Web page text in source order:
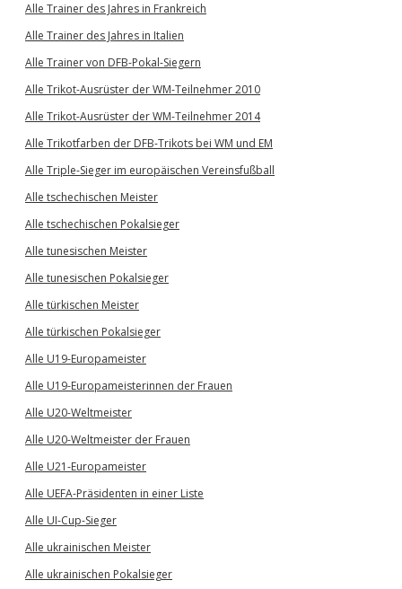
Alle Trainer des Jahres in Frankreich
Alle Trainer des Jahres in Italien
Alle Trainer von DFB-Pokal-Siegern
Alle Trikot-Ausrüster der WM-Teilnehmer 2010
Alle Trikot-Ausrüster der WM-Teilnehmer 2014
Alle Trikotfarben der DFB-Trikots bei WM und EM
Alle Triple-Sieger im europäischen Vereinsfußball
Alle tschechischen Meister
Alle tschechischen Pokalsieger
Alle tunesischen Meister
Alle tunesischen Pokalsieger
Alle türkischen Meister
Alle türkischen Pokalsieger
Alle U19-Europameister
Alle U19-Europameisterinnen der Frauen
Alle U20-Weltmeister
Alle U20-Weltmeister der Frauen
Alle U21-Europameister
Alle UEFA-Präsidenten in einer Liste
Alle UI-Cup-Sieger
Alle ukrainischen Meister
Alle ukrainischen Pokalsieger